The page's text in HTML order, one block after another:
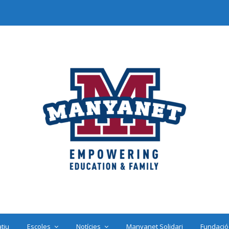
Escoles Notícies Manyanet Solidari Fundació